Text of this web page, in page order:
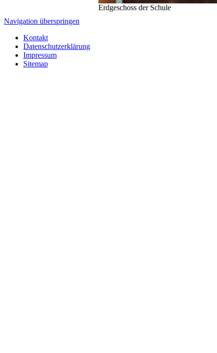
Erdgeschoss der Schule
Navigation überspringen
Kontakt
Datenschutzerklärung
Impressum
Sitemap